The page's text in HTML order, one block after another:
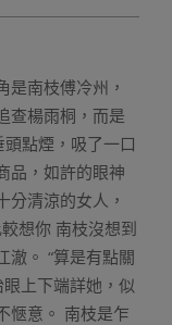
是南枝傅冷州，
查楊雨桐，而是
點煙，吸了一口
品，如許的眼神
分清涼的女人，
想你 南枝沒想到
澈。 “算是有點關
上下端詳她，似
愜意。 南枝是乍